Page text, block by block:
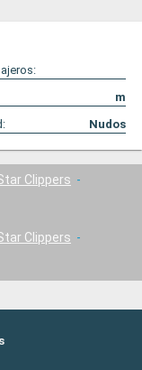
m
Nudos
Clippers
Clippers